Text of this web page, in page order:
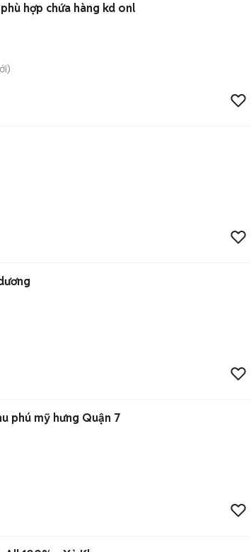
hợp chứa hàng kd onl
phú mỹ hưng Quận 7